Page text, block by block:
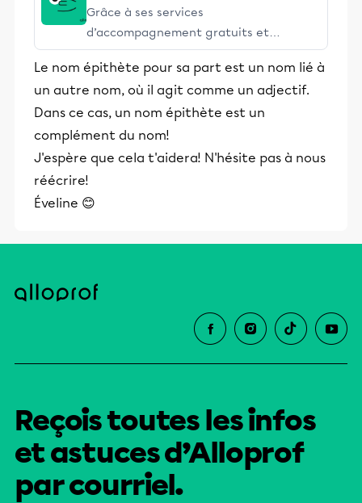
Grâce à ses services
d’accompagnement gratuits et
stimulants, Alloprof engage les élèves
et leurs parents dans la réussite
éducative.
Le nom épithète pour sa part est un nom lié à
un autre nom, où il agit comme un adjectif.
Dans ce cas, un nom épithète est un
complément du nom!
J'espère que cela t'aidera! N'hésite pas à nous
réécrire!
Éveline 😊
Reçois toutes les infos
et astuces d’Alloprof
par courriel.